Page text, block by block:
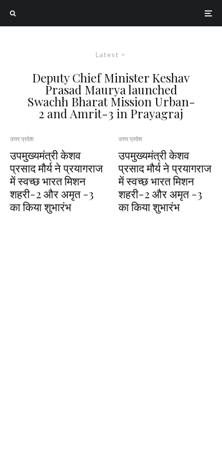
Latest
Deputy Chief Minister Keshav
Prasad Maurya launched
Swachh Bharat Mission Urban-
2 and Amrit-3 in Prayagraj
उत्तर प्रदेश
उपमुख्यमंत्री केशव
प्रसाद मौर्य ने प्रयागराज
में स्वच्छ भारत मिशन
शहरी-2 और अमृत -3
का किया शुभारंभ
उत्तर प्रदेश
उपमुख्यमंत्री केशव
प्रसाद मौर्य ने प्रयागराज
में स्वच्छ भारत मिशन
शहरी-2 और अमृत -3
का किया शुभारंभ